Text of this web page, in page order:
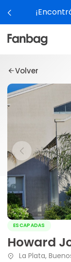
Volver
ESCAPADAS
Howard
La Plata,